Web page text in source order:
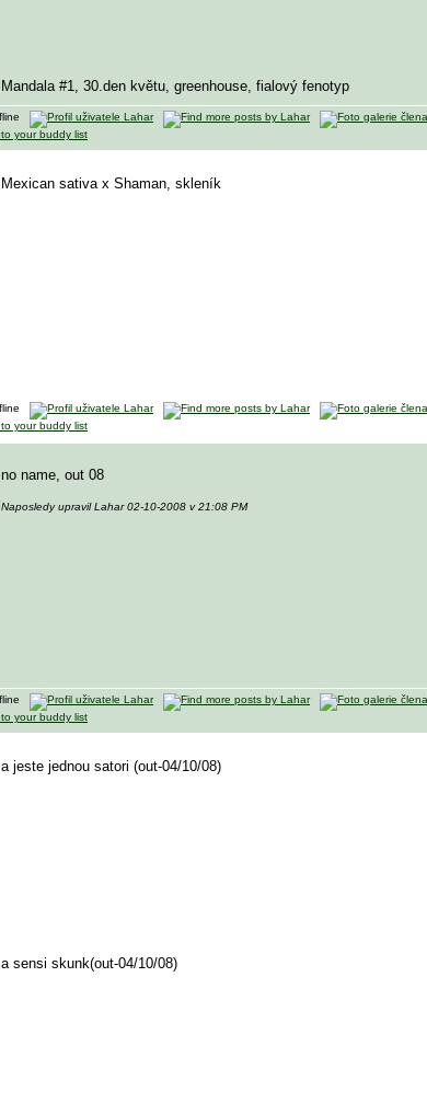
Mandala #1, 30.den květu, greenhouse, fialový fenotyp
Mexican sativa x Shaman, skleník
no name, out 08
Naposledy upravil Lahar 02-10-2008 v 21:08 PM
a jeste jednou satori (out-04/10/08)
a sensi skunk(out-04/10/08)